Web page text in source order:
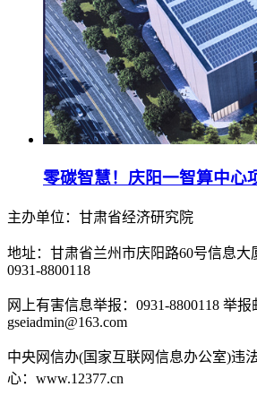
零碳智慧！庆阳一智算中心
主办单位：甘肃省经济研究院
地址：甘肃省兰州市庆阳路60号信息大
0931-8800118
网上有害信息举报：0931-8800118 举报
gseiadmin@163.com
中央网信办(国家互联网信息办公室)违
心：www.12377.cn